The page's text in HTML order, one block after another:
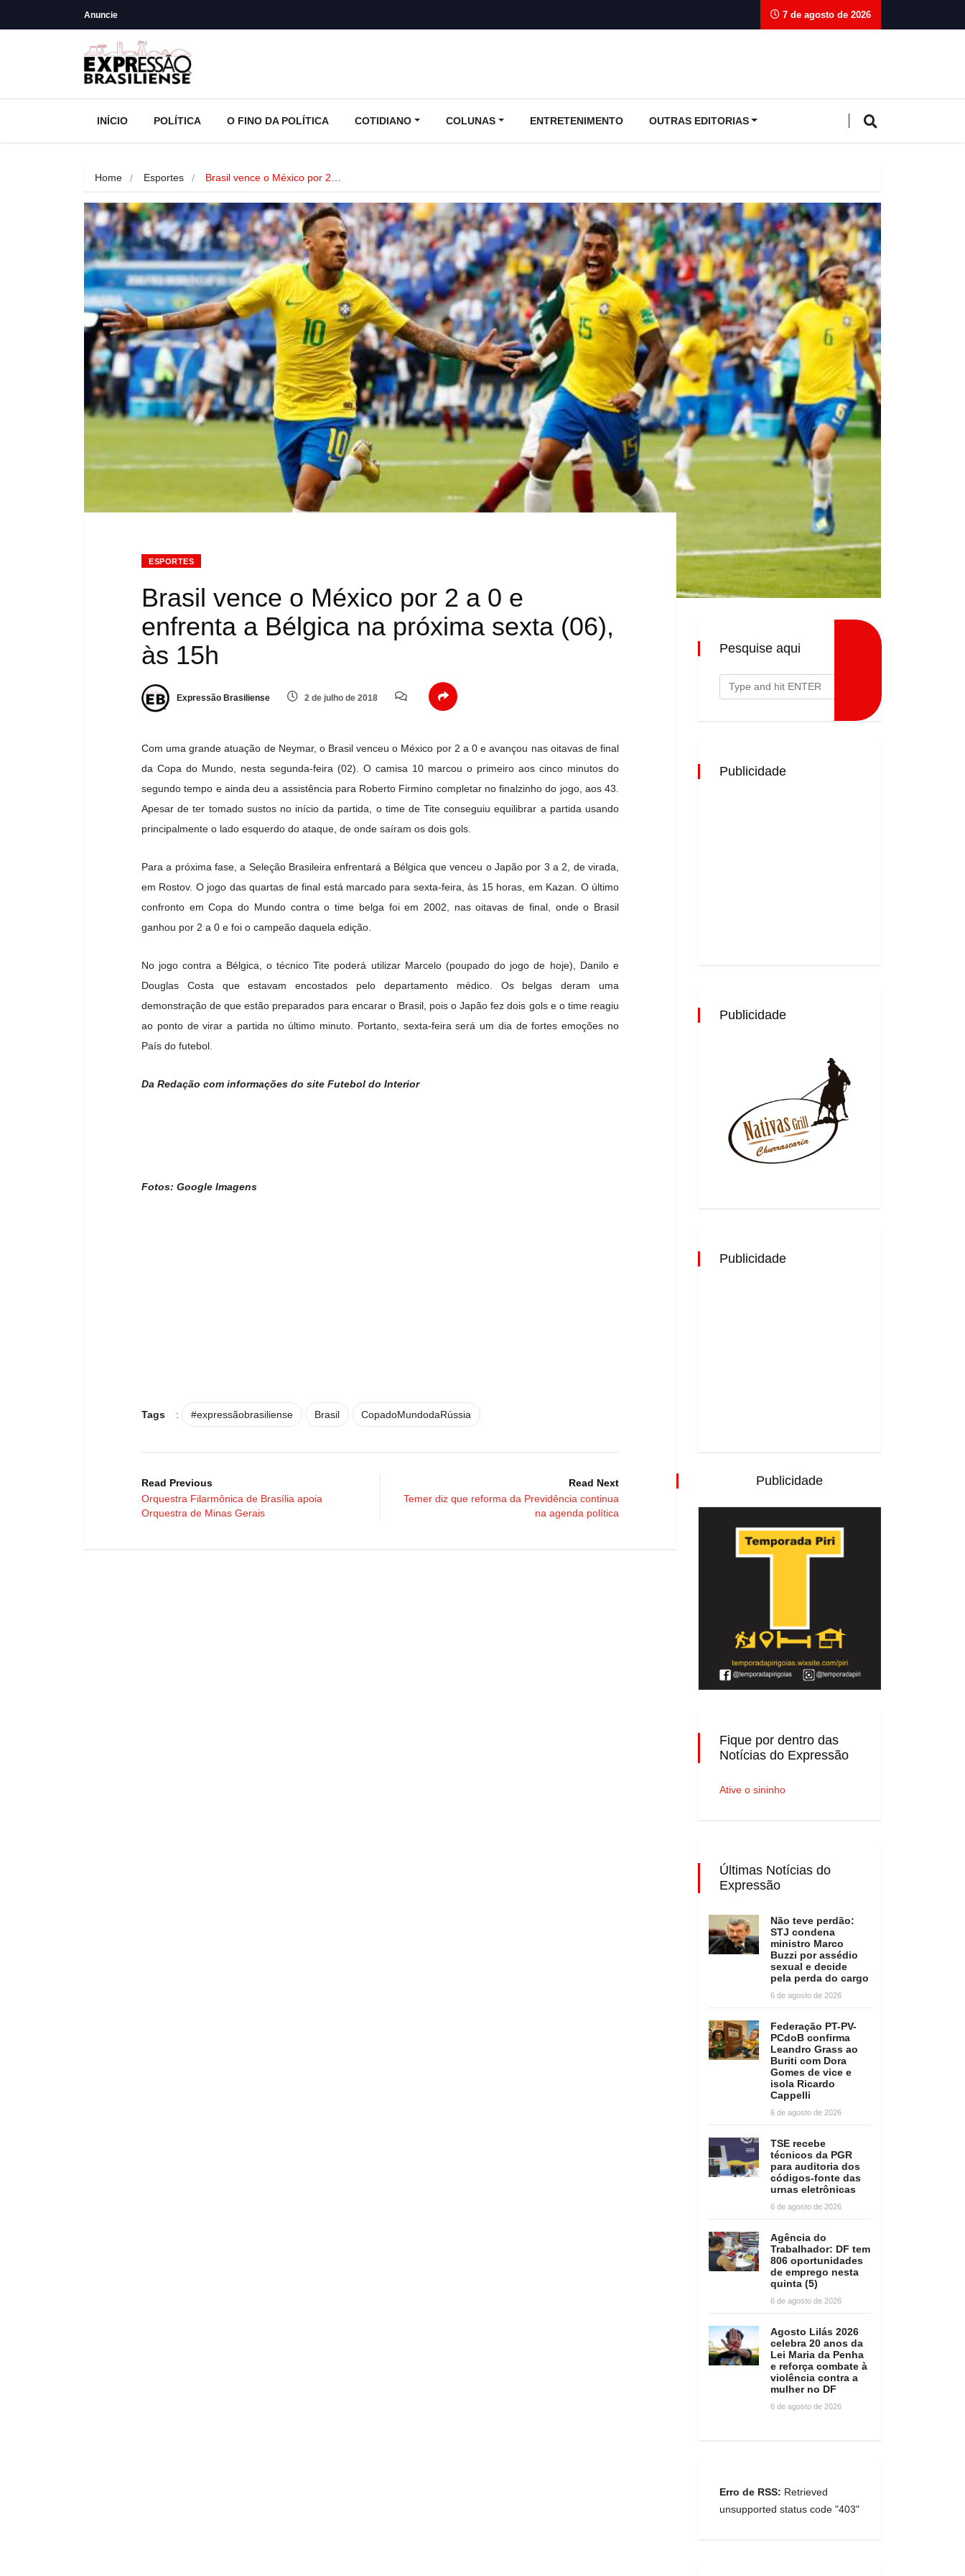
Anuncie 7 de agosto de 2026
INÍCIO POLÍTICA O FINO DA POLÍTICA COTIDIANO COLUNAS ENTRETENIMENTO OUTRAS EDITORIAS
Home Esportes Brasil vence o México por 2…
ESPORTES
Brasil vence o México por 2 a 0 e
enfrenta a Bélgica na próxima sexta (06),
às 15h
Expressão Brasiliense 2 de julho de 2018
Com uma grande atuação de Neymar, o Brasil venceu o México por 2 a 0 e avançou nas oitavas de final
da Copa do Mundo, nesta segunda-feira (02). O camisa 10 marcou o primeiro aos cinco minutos do
segundo tempo e ainda deu a assistência para Roberto Firmino completar no finalzinho do jogo, aos 43.
Apesar de ter tomado sustos no início da partida, o time de Tite conseguiu equilibrar a partida usando
principalmente o lado esquerdo do ataque, de onde saíram os dois gols.
Para a próxima fase, a Seleção Brasileira enfrentará a Bélgica que venceu o Japão por 3 a 2, de virada,
em Rostov. O jogo das quartas de final está marcado para sexta-feira, às 15 horas, em Kazan. O último
confronto em Copa do Mundo contra o time belga foi em 2002, nas oitavas de final, onde o Brasil
ganhou por 2 a 0 e foi o campeão daquela edição.
No jogo contra a Bélgica, o técnico Tite poderá utilizar Marcelo (poupado do jogo de hoje), Danilo e
Douglas Costa que estavam encostados pelo departamento médico. Os belgas deram uma
demonstração de que estão preparados para encarar o Brasil, pois o Japão fez dois gols e o time reagiu
ao ponto de virar a partida no último minuto. Portanto, sexta-feira será um dia de fortes emoções no
País do futebol.
Da Redação com informações do site Futebol do Interior
Fotos: Google Imagens
Tags : #expressãobrasiliense Brasil CopadoMundodaRússia
Read Previous
Orquestra Filarmônica de Brasília apoia
Orquestra de Minas Gerais
Read Next
Temer diz que reforma da Previdência continua
na agenda política
Pesquise aqui
Publicidade
Publicidade
Publicidade
Publicidade
Fique por dentro das
Notícias do Expressão
Ative o sininho
Últimas Notícias do
Expressão
Não teve perdão:
STJ condena
ministro Marco
Buzzi por assédio
sexual e decide
pela perda do cargo
6 de agosto de 2026
Federação PT-PV-
PCdoB confirma
Leandro Grass ao
Buriti com Dora
Gomes de vice e
isola Ricardo
Cappelli
6 de agosto de 2026
TSE recebe
técnicos da PGR
para auditoria dos
códigos-fonte das
urnas eletrônicas
6 de agosto de 2026
Agência do
Trabalhador: DF tem
806 oportunidades
de emprego nesta
quinta (5)
6 de agosto de 2026
Agosto Lilás 2026
celebra 20 anos da
Lei Maria da Penha
e reforça combate à
violência contra a
mulher no DF
6 de agosto de 2026
Erro de RSS: Retrieved
unsupported status code "403"